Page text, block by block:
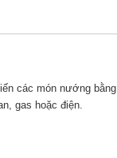
các món nướng bằng
gas hoặc điện.